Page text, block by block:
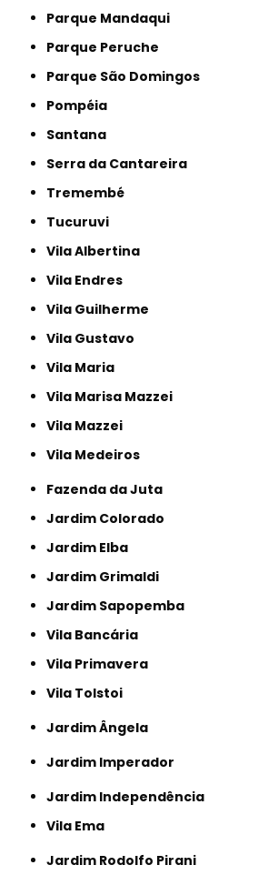
Parque Mandaqui
Parque Peruche
Parque São Domingos
Pompéia
Santana
Serra da Cantareira
Tremembé
Tucuruvi
Vila Albertina
Vila Endres
Vila Guilherme
Vila Gustavo
Vila Maria
Vila Marisa Mazzei
Vila Mazzei
Vila Medeiros
Fazenda da Juta
Jardim Colorado
Jardim Elba
Jardim Grimaldi
Jardim Sapopemba
Vila Bancária
Vila Primavera
Vila Tolstoi
Jardim Ângela
Jardim Imperador
Jardim Independência
Vila Ema
Jardim Rodolfo Pirani